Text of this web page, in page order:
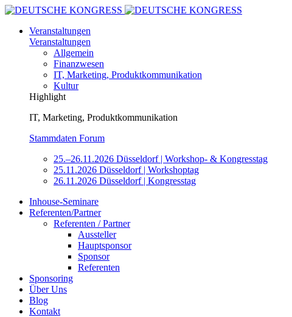
Veranstaltungen
Veranstaltungen
Allgemein
Finanzwesen
IT, Marketing, Produktkommunikation
Kultur
Highlight
IT, Marketing, Produktkommunikation
Stammdaten Forum
25.–26.11.2026 Düsseldorf | Workshop- & Kongresstag
25.11.2026 Düsseldorf | Workshoptag
26.11.2026 Düsseldorf | Kongresstag
Inhouse-Seminare
Referenten/Partner
Referenten / Partner
Aussteller
Hauptsponsor
Sponsor
Referenten
Sponsoring
Über Uns
Blog
Kontakt